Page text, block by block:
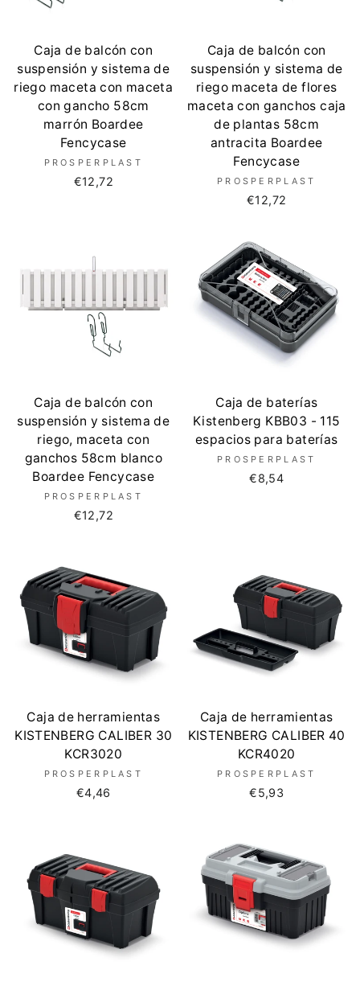
Caja de balcón con
suspensión y sistema de
riego maceta con maceta
con gancho 58cm
marrón Boardee
Fencycase
PROSPERPLAST
€12,72
Caja de balcón con
suspensión y sistema de
riego maceta de flores
maceta con ganchos caja
de plantas 58cm
antracita Boardee
Fencycase
PROSPERPLAST
€12,72
Caja de balcón con
suspensión y sistema de
riego, maceta con
ganchos 58cm blanco
Boardee Fencycase
PROSPERPLAST
€12,72
Caja de baterías
Kistenberg KBB03 - 115
espacios para baterías
PROSPERPLAST
€8,54
Caja de herramientas
KISTENBERG CALIBER 30
KCR3020
PROSPERPLAST
€4,46
Caja de herramientas
KISTENBERG CALIBER 40
KCR4020
PROSPERPLAST
€5,93